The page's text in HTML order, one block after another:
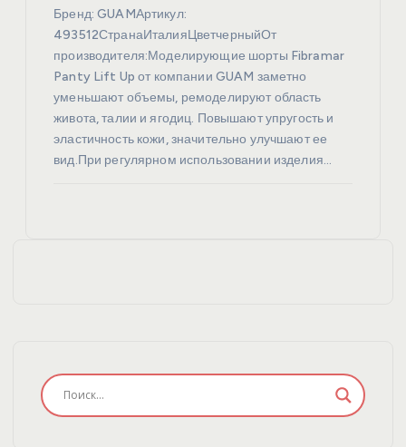
Бренд: GUAMАртикул:
493512СтранаИталияЦветчерныйОт
производителя:Моделирующие шорты Fibramar
Panty Lift Up от компании GUAM заметно
уменьшают объемы, ремоделируют область
живота, талии и ягодиц. Повышают упругость и
эластичность кожи, значительно улучшают ее
вид.При регулярном использовании изделия…